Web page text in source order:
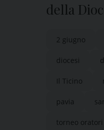
della
2 giugno
diocesi
Il Ticino
pavia
torneo oratori